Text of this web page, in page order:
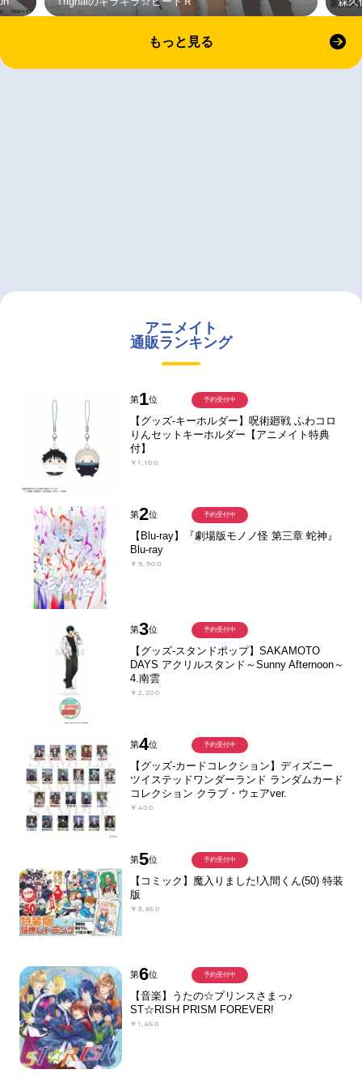
もっと見る
アニメイト
通販ランキング
第1位
【グッズ-キーホルダー】呪術廻戦 ふわコロ
りんセットキーホルダー【アニメイト特典
付】
￥1,100
予約受付中
第2位
【Blu-ray】『劇場版モノノ怪 第三章 蛇神』
Blu-ray
￥9,900
予約受付中
第3位
【グッズ-スタンドポップ】SAKAMOTO
DAYS アクリルスタンド～Sunny Afternoon～
4.南雲
￥2,200
予約受付中
第4位
【グッズ-カードコレクション】ディズニー
ツイステッドワンダーランド ランダムカード
コレクション クラブ・ウェアver.
￥400
予約受付中
第5位
【コミック】魔入りました!入間くん(50) 特装
版
￥3,850
予約受付中
第6位
【音楽】うたの☆プリンスさまっ♪
ST☆RISH PRISM FOREVER!
￥1,650
予約受付中